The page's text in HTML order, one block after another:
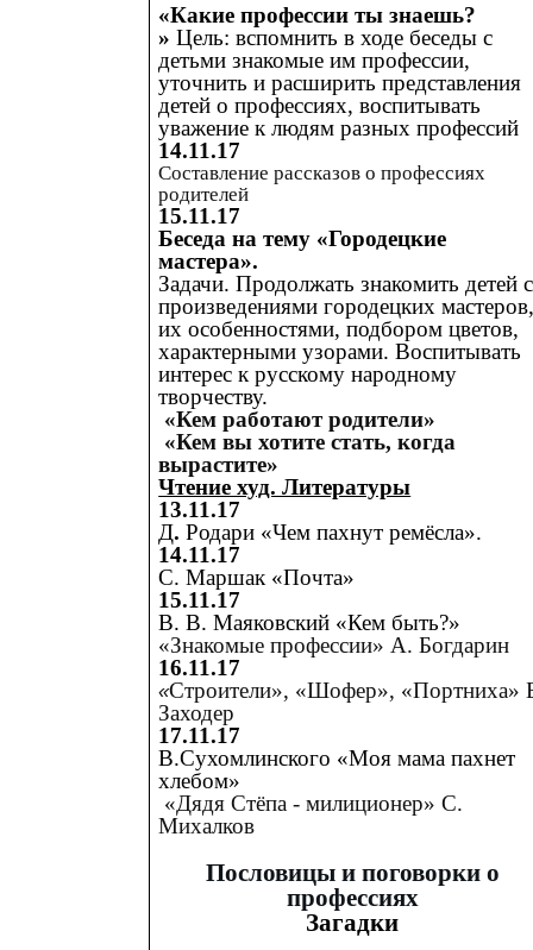
«Какие профессии ты знаешь?
» Цель: вспомнить в ходе беседы с
детьми знакомые им профессии,
уточнить и расширить представления
детей о профессиях, воспитывать
уважение к людям разных профессий
14.11.17
Составление рассказов о профессиях
родителей
15.11.17
Беседа на тему «Городецкие
мастера».
Задачи. Продолжать знакомить детей с
произведениями городецких
их особенностями, подбором цветов,
характерными узорами. Воспитывать
интерес к русскому народному
творчеству.
«Кем работают родители»
«Кем вы хотите стать, когда
вырастите»
Чтение худ. Литературы
13.11.17
Д. Родари «Чем пахнут ремёсла».
14.11.17
С. Маршак «Почта»
15.11.17
В. В. Маяковский «Кем быть?»
«Знакомые профессии» А. Богдарин
16.11.17
«Строители», «Шофер», «Портниха»
Заходер
17.11.17
В.Сухомлинского «Моя мама пахнет
хлебом»
«Дядя Стёпа - милиционер» С.
Михалков
Пословицы и поговорки о
профессиях
Загадки